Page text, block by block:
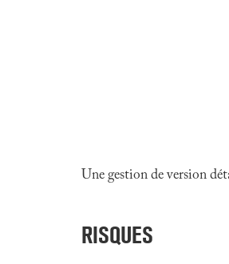
Une gestion de version
RISQUES